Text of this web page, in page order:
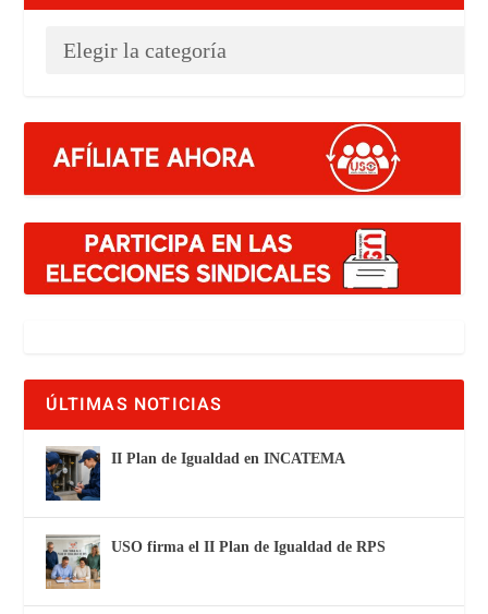
ÚLTIMAS NOTICIAS
II Plan de Igualdad en INCATEMA
USO firma el II Plan de Igualdad de RPS